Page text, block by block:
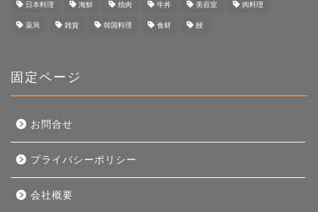
日本料理 海鮮 焼肉 牛丼 美容室 肉料理
薬局 雑貨 韓国料理 食材 鰻
固定ページ
お問合せ
プライバシーポリシー
会社概要